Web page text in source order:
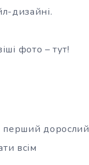
дизайні.
фото – тут!
перший дорослий
всім